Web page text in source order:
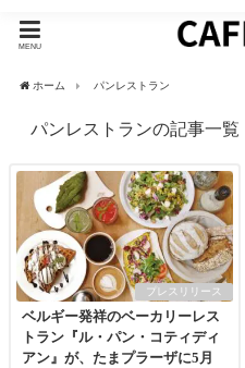
MENU
ホーム パンレストラン
パンレストランの記事一覧
プレスリリース
ベルギー発祥のベーカリーレス
トラン『ル・パン・コティディ
アン』が、たまプラーザに5月